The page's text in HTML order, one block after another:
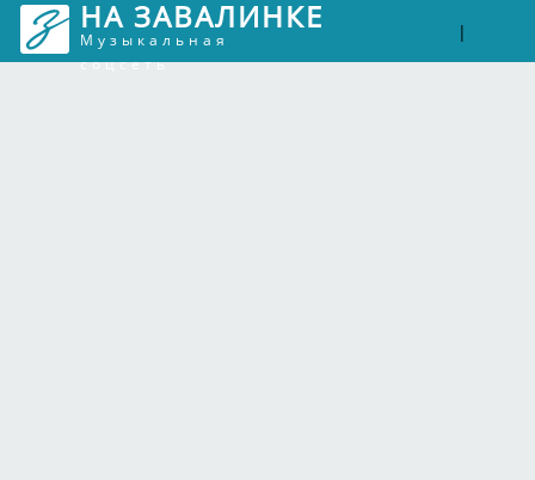
НА ЗАВАЛИНКЕ
Музыкальная
соцсеть
|